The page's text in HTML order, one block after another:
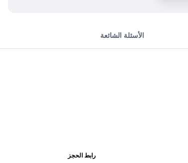
الأسئلة الشائعة
رابط الحجز